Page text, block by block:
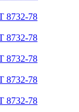
78
78
78
78
78